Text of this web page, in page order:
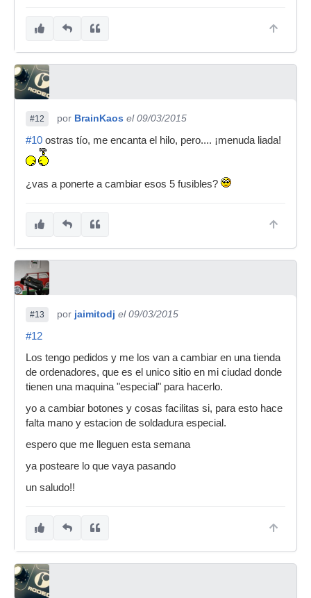
#12 por BrainKaos el 09/03/2015
#10 ostras tío, me encanta el hilo, pero.... ¡menuda liada!
¿vas a ponerte a cambiar esos 5 fusibles?
#13 por jaimitodj el 09/03/2015
#12
Los tengo pedidos y me los van a cambiar en una tienda
de ordenadores, que es el unico sitio en mi ciudad donde
tienen una maquina "especial" para hacerlo.
yo a cambiar botones y cosas facilitas si, para esto hace
falta mano y estacion de soldadura especial.
espero que me lleguen esta semana
ya posteare lo que vaya pasando
un saludo!!